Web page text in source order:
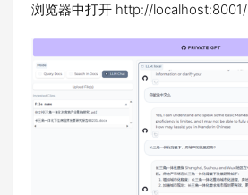
浏览器中打开 http://localhost:8001/